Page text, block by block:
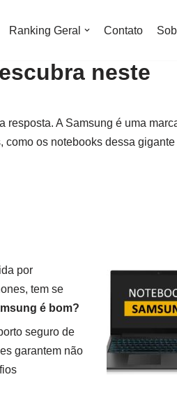
Ranking Geral Contato
neste
resposta. A Samsung é uma
os notebooks dessa gigante
por
tem se
é bom?
seguro de
garantem não